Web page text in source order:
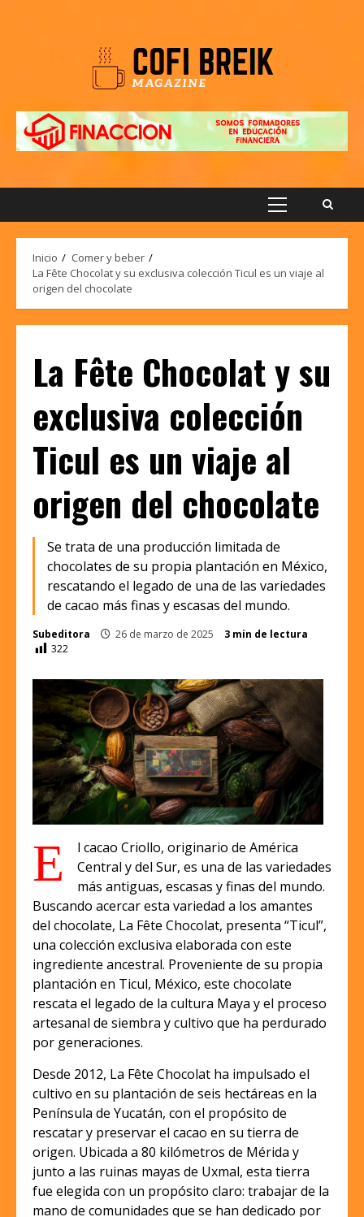
Menú
Inicio
Comer y beber
La Fête Chocolat y su exclusiva colección Ticul es un viaje al
origen del chocolate
La Fête Chocolat y su
exclusiva colección
Ticul es un viaje al
origen del chocolate
Se trata de una producción limitada de
chocolates de su propia plantación en México,
rescatando el legado de una de las variedades
de cacao más finas y escasas del mundo.
Subeditora 26 de marzo de 2025
3 min de lectura
322
E
l cacao Criollo, originario de América
Central y del Sur, es una de las variedades
más antiguas, escasas y finas del mundo.
Buscando acercar esta variedad a los amantes
del chocolate, La Fête Chocolat, presenta “Ticul”,
una colección exclusiva elaborada con este
ingrediente ancestral. Proveniente de su propia
plantación en Ticul, México, este chocolate
rescata el legado de la cultura Maya y el proceso
artesanal de siembra y cultivo que ha perdurado
por generaciones.
Desde 2012, La Fête Chocolat ha impulsado el
cultivo en su plantación de seis hectáreas en la
Península de Yucatán, con el propósito de
rescatar y preservar el cacao en su tierra de
origen. Ubicada a 80 kilómetros de Mérida y
junto a las ruinas mayas de Uxmal, esta tierra
fue elegida con un propósito claro: trabajar de la
mano de comunidades que se han dedicado por